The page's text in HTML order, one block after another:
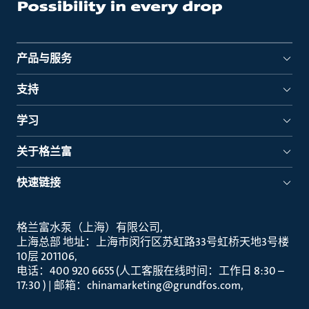
产品与服务
支持
学习
关于格兰富
快速链接
格兰富水泵（上海）有限公司
上海总部 地址：上海市闵行区苏虹路33号虹桥天地3号楼
10层 201106
电话：400 920 6655 (人工客服在线时间：工作日 8:30 –
17:30 ) | 邮箱：chinamarketing@grundfos.com